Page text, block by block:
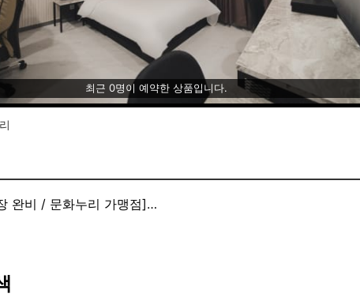
최근 0명이 예약한 상품입니다.
완비 / 문화누리 가맹점]
한 휴식처가 될수 있도록 임직원 모두가 최선을 다하겠습니다.